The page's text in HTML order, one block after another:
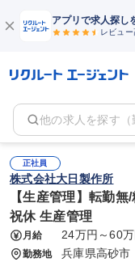
アプリで求人探し
レビュ
他の求人を探す（
正社員
株式会社大日製作所
【生産管理】転勤
祝休 生産管理
月給 24万円～60万
勤務地 兵庫県高砂市